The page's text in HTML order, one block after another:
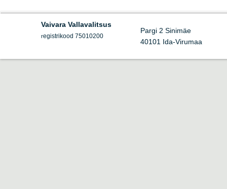
Vaivara Vallavalitsus
registrikood 75010200
Pargi 2 Sinimäe
40101 Ida-Virumaa